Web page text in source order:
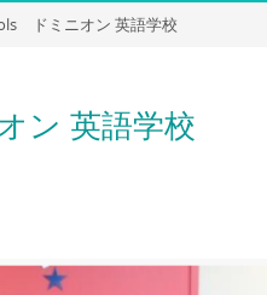
ドミニオン 英語学校
ン 英語学校